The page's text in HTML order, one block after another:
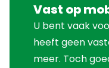
Vast op
U bent vaak
heeft geen
meer. Toch